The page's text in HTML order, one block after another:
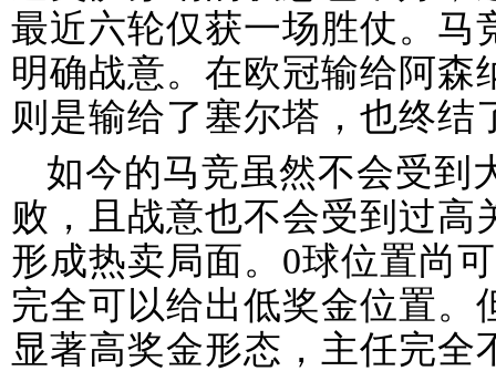
最近六轮仅获一场胜仗。马
明确战意。在欧冠输给阿森
则是输给了塞尔塔，也终结
如今的马竞虽然不会受到
败，且战意也不会受到过
形成热卖局面。0球位置尚
完全可以给出低奖金位置。
显著高奖金形态，主任完